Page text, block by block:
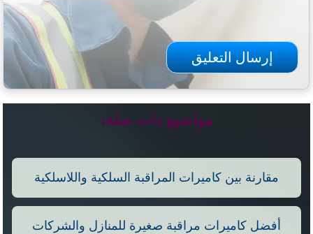
مواضيع ذات صلة:
مقارنة بين كاميرات المراقبة السلكية واللاسلكية
أفضل كاميرات مراقبة صغيرة للمنازل والشركات